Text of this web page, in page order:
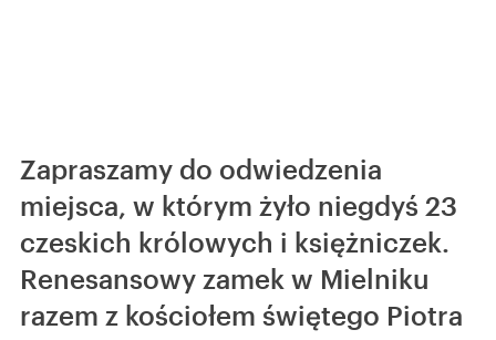
Zapraszamy do odwiedzenia
miejsca, w którym żyło niegdyś 23
czeskich królowych i księżniczek.
Renesansowy zamek w Mielniku
razem z kościołem świętego Piotra